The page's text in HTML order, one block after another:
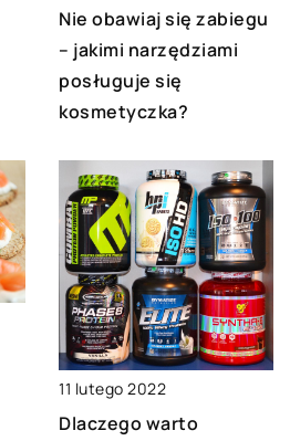
Nie obawiaj się zabiegu
– jakimi narzędziami
posługuje się
kosmetyczka?
11 lutego 2022
Dlaczego warto